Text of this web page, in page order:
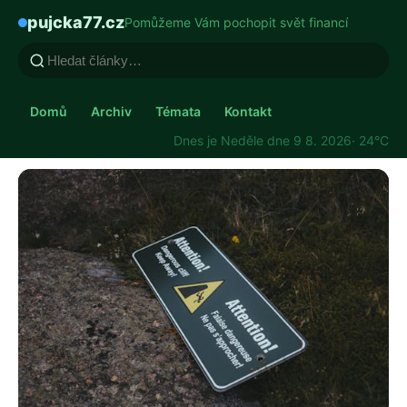
pujcka77.czPomůžeme Vám pochopit svět financí
Domů Archiv Témata
Kontakt
Dnes je Neděle dne 9 8. 2026· 24°C